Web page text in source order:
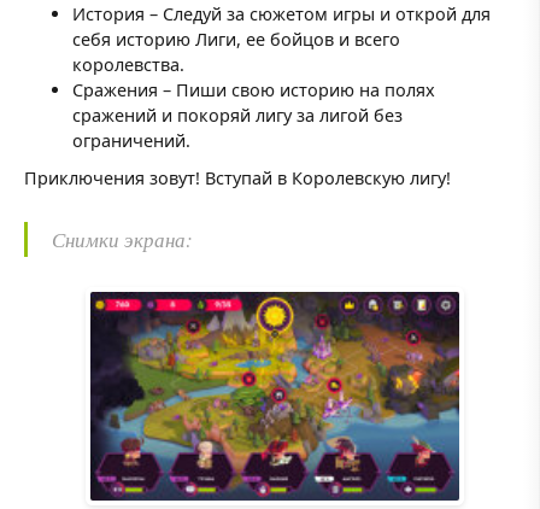
История – Следуй за сюжетом игры и открой для
себя историю Лиги, ее бойцов и всего
королевства.
Сражения – Пиши свою историю на полях
сражений и покоряй лигу за лигой без
ограничений.
Приключения зовут! Вступай в Королевскую лигу!
Снимки экрана: